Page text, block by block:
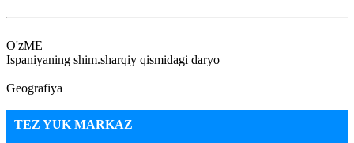
O'zME
Ispaniyaning shim.sharqiy qismidagi daryo
Geografiya
TEZ YUK MARKAZ